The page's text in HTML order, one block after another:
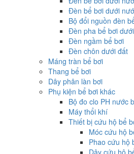
Đèn bể bơi dưới
Bộ đổi nguồn đèn
Đèn pha bể bơi
Đèn ngầm bể bơi
Đèn chôn dưới đất
Máng tràn bể bơi
Thang bể bơi
Dây phân làn bơi
Phụ kiện bể bơi khác
Bộ đo clo PH nước
Máy thổi khí
Thiết bị cứu hộ bể
Móc cứu hộ
Phao cứu hộ
Dây cứu hộ